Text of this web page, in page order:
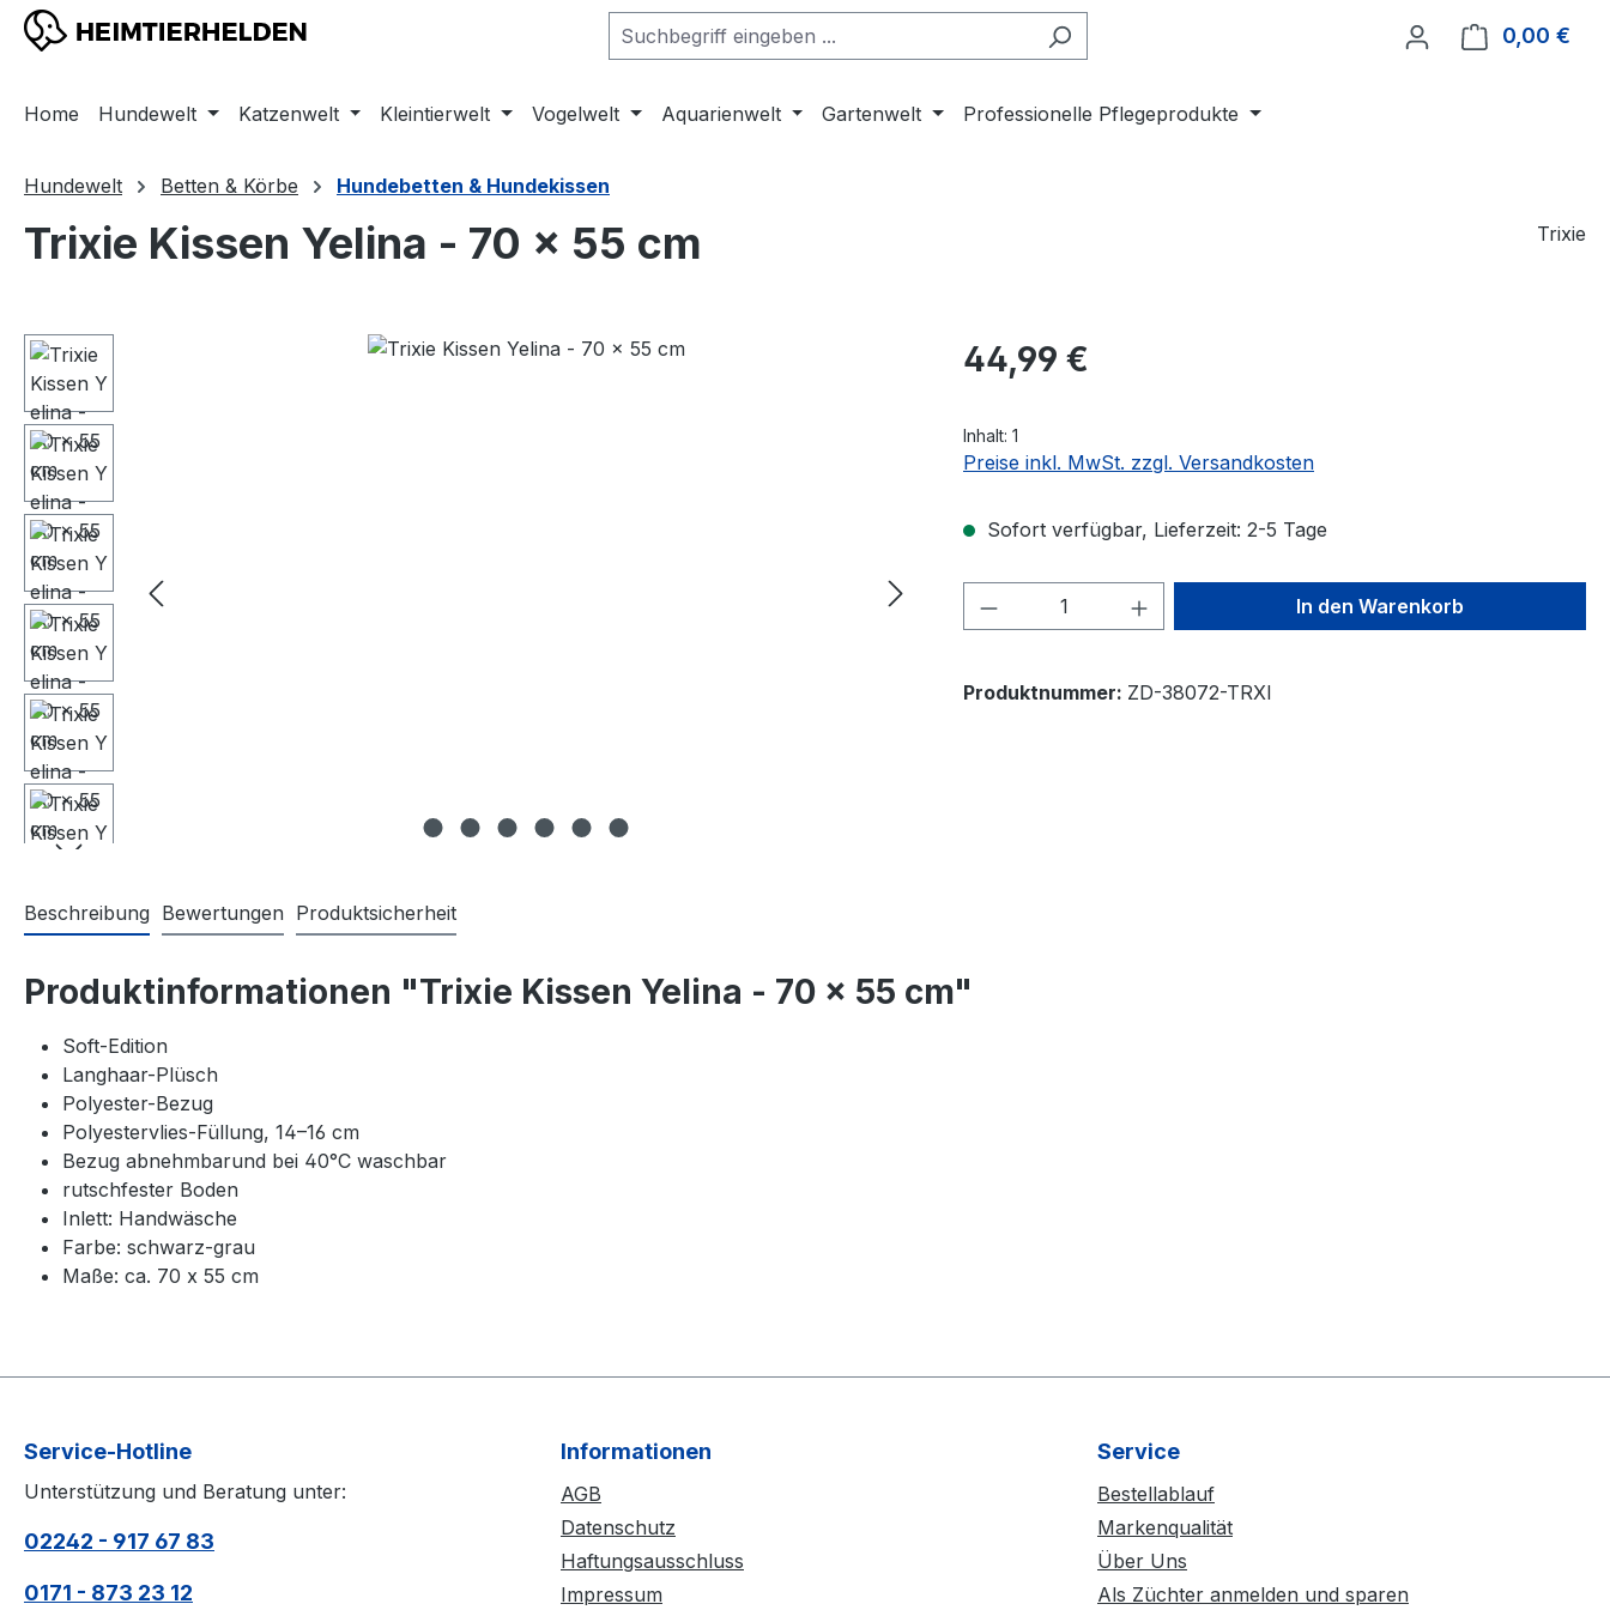
Hauptinhalt springen
Zur Suche springen
Zur Hauptnavigation springen 0,00 €
Home Hundewelt Katzenwelt Kleintierwelt Vogelwelt Aquarienwelt Gartenwelt Professionelle Pflegeprodukte
Hundewelt Betten & Körbe Hundebetten & Hundekissen
Trixie Kissen Yelina - 70 × 55 cm Trixie
Bildergalerie überspringen Regulärer Preis:
44,99 €
Inhalt: 1
Preise inkl. MwSt. zzgl. Versandkosten
Sofort verfügbar, Lieferzeit: 2-5 Tage
Produkt Anzahl: Gib den gewünschten Wert
In den Warenkorb
Produktnummer: ZD-38072-TRXI
Beschreibung Bewertungen Produktsicherheit
Produktinformationen "Trixie Kissen Yelina - 70 × 55 cm"
Soft-Edition
Langhaar-Plüsch
Polyester-Bezug
Polyestervlies-Füllung, 14–16 cm
Bezug abnehmbarund bei 40°C waschbar
rutschfester Boden
Inlett: Handwäsche
Farbe: schwarz-grau
Maße: ca. 70 x 55 cm
Service-Hotline
Unterstützung und Beratung unter:
02242 - 917 67 83
0171 - 873 23 12
Informationen
AGB
Datenschutz
Haftungsausschluss
Impressum
Service
Bestellablauf
Markenqualität
Über Uns
Als Züchter anmelden und sparen